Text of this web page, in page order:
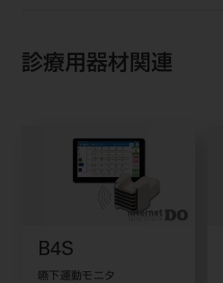
診療用器材関連
B4S
嚥下運動モニタ